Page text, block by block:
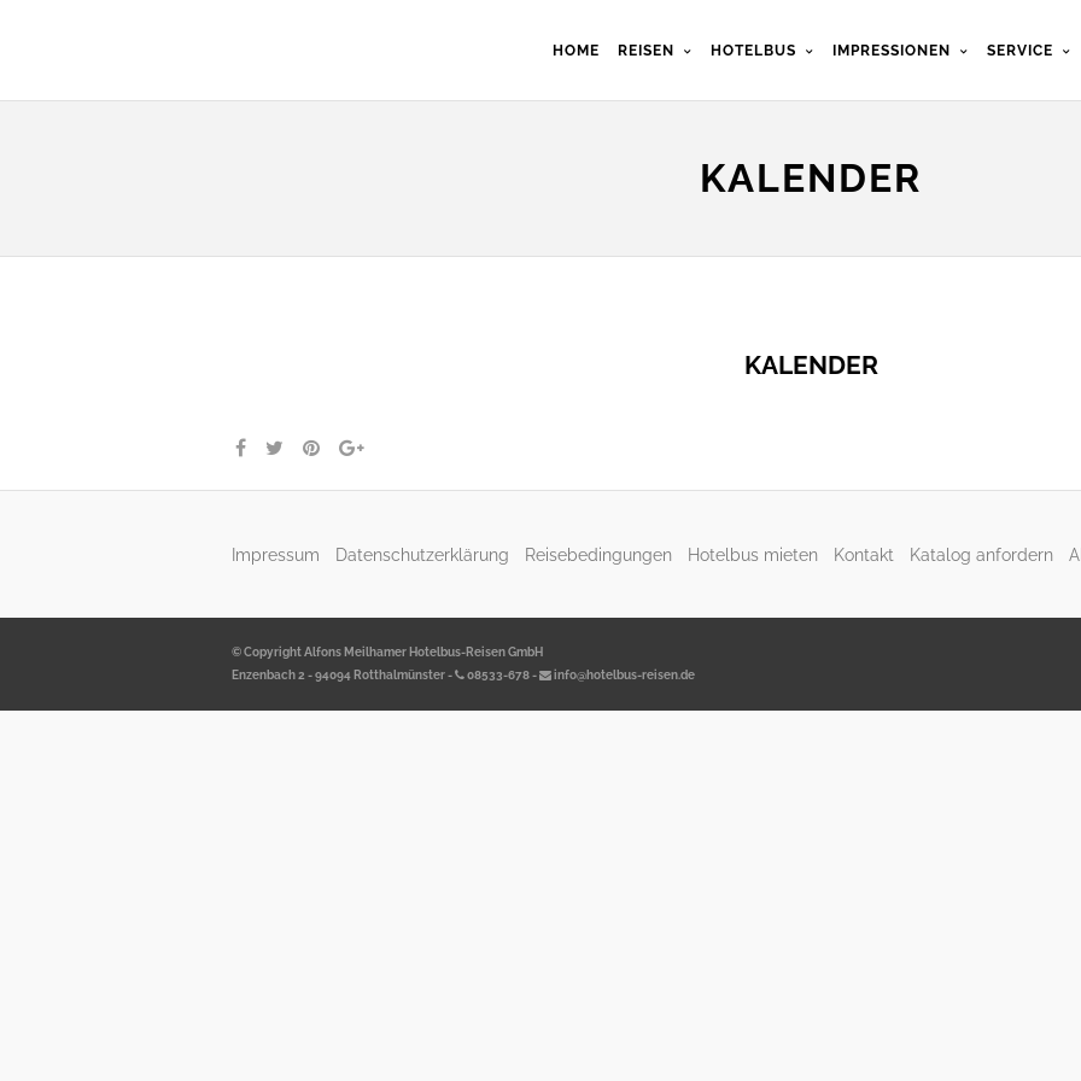
HOME REISEN HOTELBUS IMPRESSIONEN SERVICE
KALENDER
KALENDER
Impressum Datenschutzerklärung Reisebedingungen Hotelbus mieten Kontakt Katalog anfordern
© Copyright Alfons Meilhamer Hotelbus-Reisen GmbH
Enzenbach 2 - 94094 Rotthalmünster -
08533-678- info@hotelbus-reisen.de